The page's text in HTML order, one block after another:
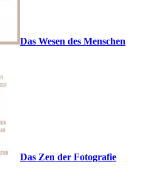
Das Wesen des Menschen
Das Zen der Fotografie